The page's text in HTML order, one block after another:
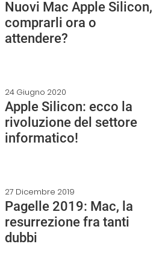
Nuovi Mac Apple Silicon,
comprarli ora o
attendere?
24 Giugno 2020
Apple Silicon: ecco la
rivoluzione del settore
informatico!
27 Dicembre 2019
Pagelle 2019: Mac, la
resurrezione fra tanti
dubbi